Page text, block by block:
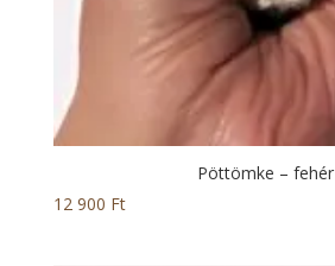
Pöttömke – fehér
12 900 Ft